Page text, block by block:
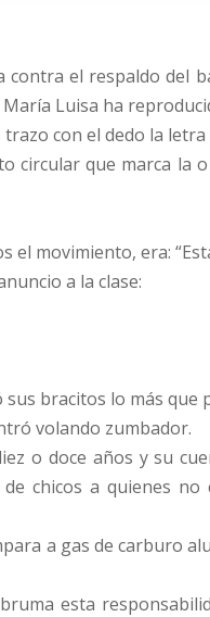
el respaldo del
Luisa ha
con el dedo la letra
circular que marca
movimiento, era:
a la clase:
bracitos lo más que
volando zumbador.
o doce años y su
chicos a quienes
a gas de carburo
esta